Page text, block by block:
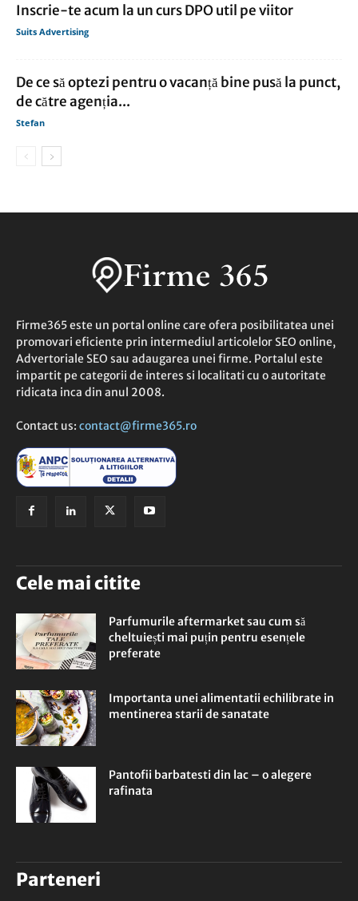
Inscrie-te acum la un curs DPO util pe viitor
Suits Advertising
De ce să optezi pentru o vacanță bine pusă la punct,
de către agenția...
Stefan
Firme365 este un portal online care ofera posibilitatea unei
promovari eficiente prin intermediul articolelor SEO online,
Advertoriale SEO sau adaugarea unei firme. Portalul este
impartit pe categorii de interes si localitati cu o autoritate
ridicata inca din anul 2008.
Contact us: contact@firme365.ro
Cele mai citite
Parfumurile aftermarket sau cum să
cheltuiești mai puțin pentru esențele
preferate
Importanta unei alimentatii echilibrate in
mentinerea starii de sanatate
Pantofii barbatesti din lac – o alegere
rafinata
Parteneri